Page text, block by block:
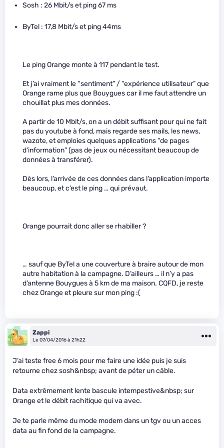
Sosh : 26 Mbit/s et ping 67 ms
ByTel : 17,8 Mbit/s et ping 44ms
Le ping Orange monte à 117 pendant le test.
Et j’ai vraiment le “sentiment” / “expérience utilisateur” que
Orange rame plus que Bouygues car il me faut attendre un
chouillat plus mes données.
A partir de 10 Mbit/s, on a un débit suffisant pour qui ne fait
pas du youtube à fond, mais regarde ses mails, les news,
wazote, et emploies quelques applications “de pages
d’information” (pas de jeux ou nécessitant beaucoup de
données à transférer).
Dès lors, l’arrivée de ces données dans l’application importe
beaucoup, et c’est le ping … qui prévaut.
Orange pourrait donc aller se rhabiller ?
… sauf que ByTel a une couverture à braire autour de mon
autre habitation à la campagne. D’ailleurs … il n’y a pas
d’antenne Bouygues à 5 km de ma maison. CQFD, je reste
chez Orange et pleure sur mon ping :(
Zappi
Le 07/04/2016 à 21h22
J’ai teste free 6 mois pour me faire une idée puis je suis
retourne chez sosh&nbsp; avant de péter un câble.
Data extrêmement lente bascule intempestive&nbsp; sur
Orange et le débit rachitique qui va avec.
Je te parle même du mode modem dans un tgv ou un acces
data au fin fond de la campagne.